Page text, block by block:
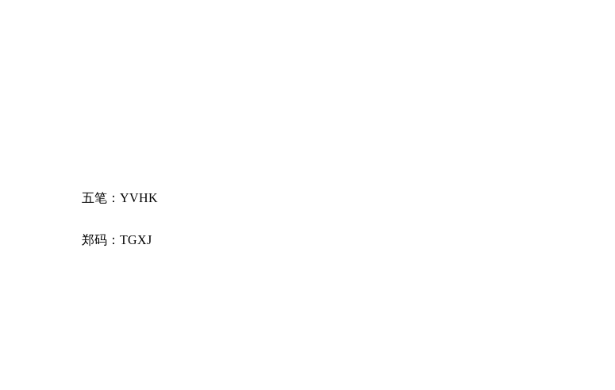
五笔：YVHK
郑码：TGXJ